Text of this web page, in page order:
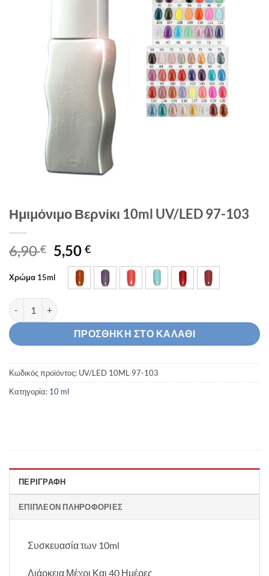
Ημιμόνιμο Βερνίκι 10ml UV/LED 97-103
6,90€
Original
price
was:
6,90 €.
5,50€Η
τρέχουσα
τιμή
είναι:
Χρώμα 15ml
Ημιμόνιμο Βερνίκι 10ml UV/LED 97-103 ποσότητα
ΠΡΟΣΘΉΚΗ ΣΤΟ ΚΑΛΆΘΙ
Κωδικός προϊόντος: UV/LED 10ML 97-103
Κατηγορία: 10 ml
ΠΕΡΙΓΡΑΦΉ
ΕΠΙΠΛΈΟΝ ΠΛΗΡΟΦΟΡΊΕΣ
Συσκευασία των 10ml
Διάρκεια Μέχρι Και 40 Ημέρες